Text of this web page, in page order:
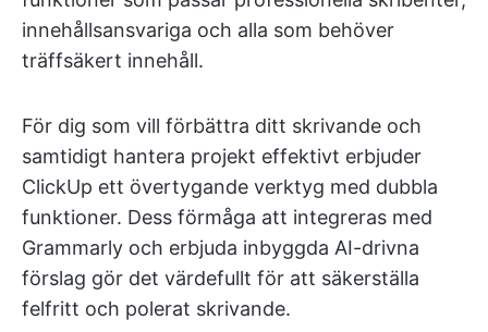
innehållsansvariga och alla som behöver
träffsäkert innehåll.
För dig som vill förbättra ditt skrivande och
samtidigt hantera projekt effektivt erbjuder
ClickUp ett övertygande verktyg med dubbla
funktioner. Dess förmåga att integreras med
Grammarly och erbjuda inbyggda AI-drivna
förslag gör det värdefullt för att säkerställa
felfritt och polerat skrivande.